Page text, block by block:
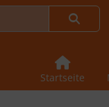
Startseite